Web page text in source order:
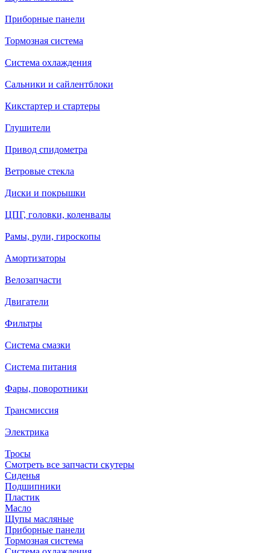
Приборные панели
Тормозная система
Система охлаждения
Сальники и сайлентблоки
Кикстартер и стартеры
Глушители
Привод спидометра
Ветровые стекла
Диски и покрышки
ЦПГ, головки, коленвалы
Рамы, рули, гироскопы
Амортизаторы
Велозапчасти
Двигатели
Фильтры
Система смазки
Система питания
Фары, поворотники
Трансмиссия
Электрика
Тросы
Смотреть все запчасти скутеры
Сиденья
Подшипники
Пластик
Масло
Щупы масляные
Приборные панели
Тормозная система